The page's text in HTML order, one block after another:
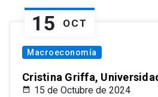
15 OCT
Macroeconomía
Cristina Griffa,
15 de Octubre de 2024